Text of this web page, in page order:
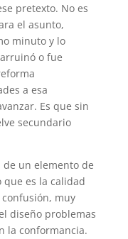
pretexto. No es
el asunto,
minuto y lo
o fue
a esa
Es que sin
secundario
de un elemento de
que es la calidad
muy
diseño problemas
la conformancia.